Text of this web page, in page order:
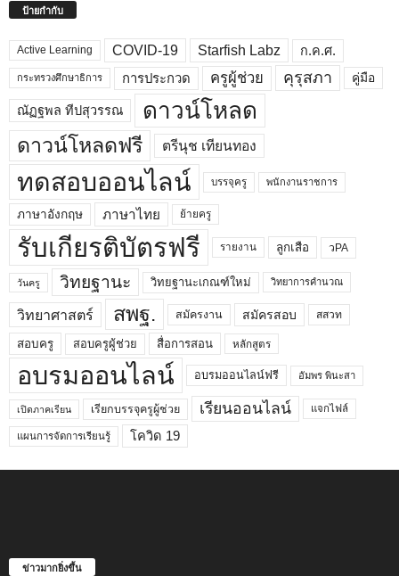
ป้ายกำกับ
Active Learning COVID-19 Starfish Labz ก.ค.ศ.
กระทรวงศึกษาธิการ การประกวด ครูผู้ช่วย คุรุสภา คู่มือ
ณัฏฐพล ทีปสุวรรณ ดาวน์โหลด
ดาวน์โหลดฟรี ตรีนุช เทียนทอง
ทดสอบออนไลน์ บรรจุครู พนักงานราชการ
ภาษาอังกฤษ ภาษาไทย ย้ายครู
รับเกียรติบัตรฟรี รายงาน ลูกเสือ วPA
วันครู วิทยฐานะ วิทยฐานะเกณฑ์ใหม่ วิทยาการคำนวณ
วิทยาศาสตร์ สพฐ. สมัครงาน สมัครสอบ สสวท
สอบครู สอบครูผู้ช่วย สื่อการสอน หลักสูตร
อบรมออนไลน์ อบรมออนไลน์ฟรี อัมพร พินะสา
เปิดภาคเรียน เรียกบรรจุครูผู้ช่วย เรียนออนไลน์ แจกไฟล์
แผนการจัดการเรียนรู้ โควิด 19
ข่าวมากยิ่งขึ้น